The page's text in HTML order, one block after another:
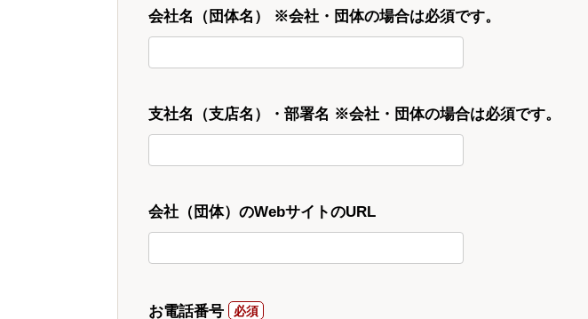
会社名（団体名） ※会社・団体の場合は必須です。
支社名（支店名）・部署名 ※会社・団体の場合は必須です。
会社（団体）のWebサイトのURL
お電話番号